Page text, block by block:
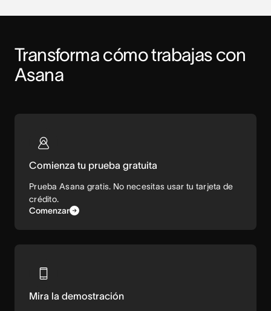
Transforma cómo trabajas con
Asana
Comienza tu prueba gratuita
Prueba Asana gratis. No necesitas usar tu tarjeta de
crédito.
Comenzar
Mira la demostración